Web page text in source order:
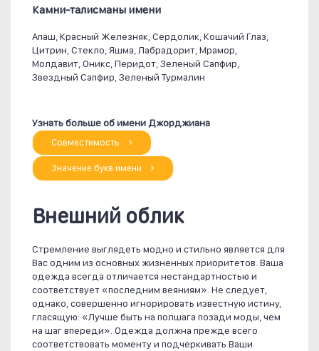
Камни-талисманы имени
Апаш, Красный Железняк, Сердолик, Кошачий Глаз,
Цитрин, Стекло, Яшма, Лабрадорит, Мрамор,
Молдавит, Оникс, Перидот, Зеленый Сапфир,
Звездный Сапфир, Зеленый Турмалин
Узнать больше об имени Джорджиана
Совместимость
Значение букв имени
Внешний облик
Стремление выглядеть модно и стильно является для
Вас одним из основных жизненных приоритетов. Ваша
одежда всегда отличается нестандартностью и
соответствует «последним веяниям». Не следует,
однако, совершенно игнорировать известную истину,
гласящую: «Лучше быть на полшага позади моды, чем
на шаг впереди». Одежда должна прежде всего
соответствовать моменту и подчеркивать Ваши